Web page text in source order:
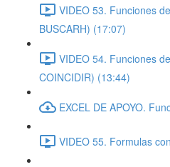
VIDEO 53. Funciones
BUSCARH) (17:07)
VIDEO 54. Funciones
COINCIDIR) (13:44)
EXCEL DE APOYO.
VIDEO 55. Formulas